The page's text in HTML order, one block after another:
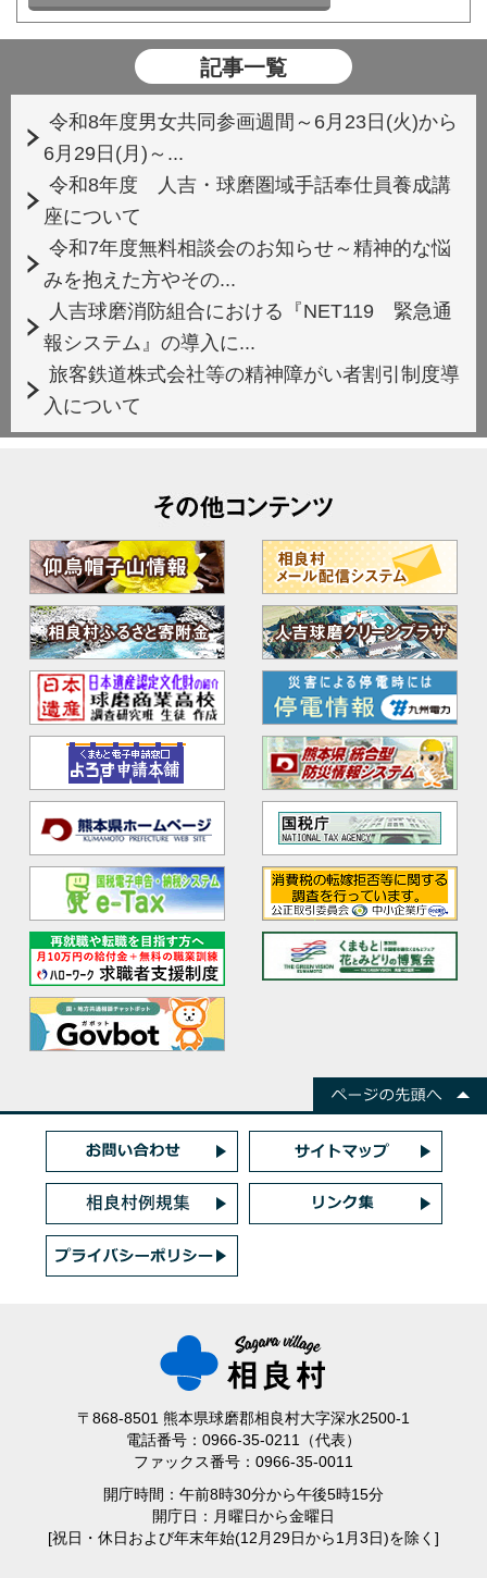
記事一覧
令和8年度男女共同参画週間～6月23日(火)から
6月29日(月)～...
令和8年度 人吉・球磨圏域手話奉仕員養成講
座について
令和7年度無料相談会のお知らせ～精神的な悩
みを抱えた方やその...
人吉球磨消防組合における『NET119 緊急通
報システム』の導入に...
旅客鉄道株式会社等の精神障がい者割引制度導
入について
〒868-8501 熊本県球磨郡相良村大字深水2500-1
電話番号：0966-35-0211（代表）
ファックス番号：0966-35-0011
開庁時間：午前8時30分から午後5時15分
開庁日：月曜日から金曜日
[祝日・休日および年末年始(12月29日から1月3日)を除く]